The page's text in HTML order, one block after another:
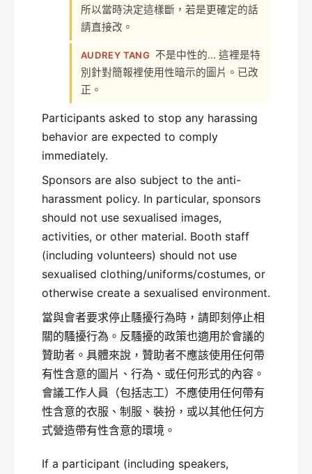
所以當時決定這樣斷，若是更確定的話
請直接改。
AUDREY TANG 不是中性的... 這裡是特
別針對簡報裡使用性暗示的圖片。已改
正。
Participants asked to stop any harassing
behavior are expected to comply
immediately.
Sponsors are also subject to the anti-
harassment policy. In particular, sponsors
should not use sexualised images,
activities, or other material. Booth staff
(including volunteers) should not use
sexualised clothing/uniforms/costumes, or
otherwise create a sexualised environment.
當與會者要求停止騷擾行為時，請即刻停止相
關的騷擾行為。反騷擾的政策也適用於會議的
贊助者。具體來說，贊助者不應該使用任何帶
有性含意的圖片、行為、或任何形式的內容。
會議工作人員（包括志工）不應使用任何帶有
性含意的衣服、制服、裝扮，或以其他任何方
式營造帶有性含意的環境。
If a participant (including speakers,